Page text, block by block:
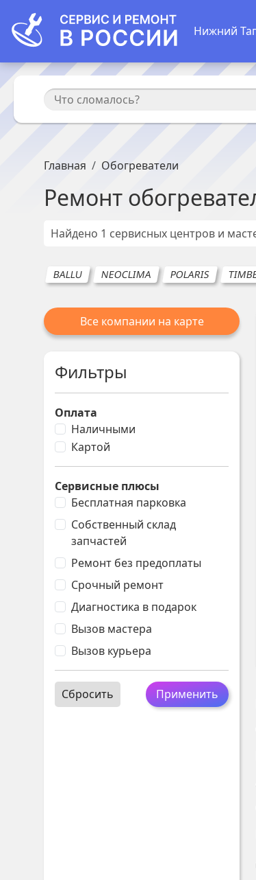
Нижний
Главная Обогреватели
Ремонт
Найдено 1 сервисных центров и
BALLU NEOCLIMA POLARIS
Все компании на карте
Фильтры
Оплата
Наличными
Картой
Сервисные плюсы
Бесплатная парковка
Собственный склад
запчастей
Ремонт без предоплаты
Срочный ремонт
Диагностика в подарок
Вызов мастера
Вызов курьера
Применить
Сбросить